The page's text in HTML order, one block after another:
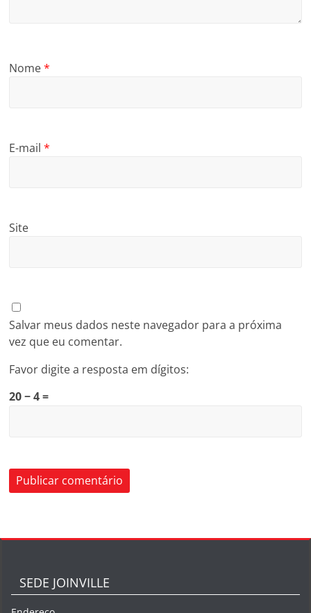
Nome*
E-mail*
Site
Salvar meus dados neste navegador para a próxima
vez que eu comentar.
Favor digite a resposta em dígitos:
20 − 4 =
SEDE JOINVILLE